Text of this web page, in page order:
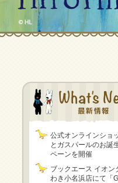
公式オンラインショ
とガスパールのお誕
ペーンを開催
ブックエース イオン
わき小名浜店にて「